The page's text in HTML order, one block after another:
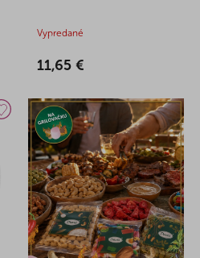
Vypredané
11,65 €